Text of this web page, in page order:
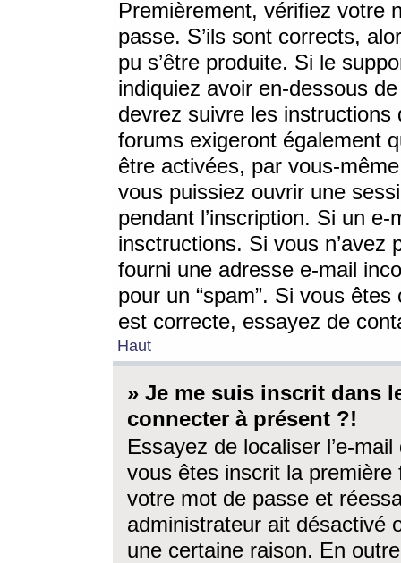
Premièrement, vérifiez votre
passe. S’ils sont corrects,
pu s’être produite. Si le
indiquiez avoir en-dessous
devrez suivre les
forums exigeront également
être activées, par vous-
vous puissiez ouvrir une
pendant l’inscription. Si un
insctructions. Si vous n’avez
fourni une adresse e-mail
pour un “spam”. Si vous
est correcte, essayez de
Haut
» Je me suis inscrit dans
connecter à présent ?!
Essayez de localiser l’e-
vous êtes inscrit la première
votre mot de passe et
administrateur ait désactivé
une certaine raison. En